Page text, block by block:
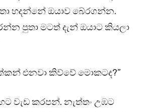
හදන්නේ ඔයාව බේරගන්න.
පුතා මටත් දැන් ඔයාට කියලා
එනවා කිව්වේ මොකටද?”
වැඩ කරපන්. නැත්තං උඹට